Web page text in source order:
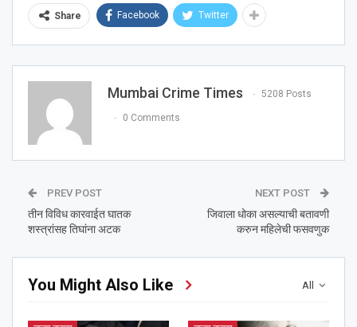
Share Facebook Twitter
Mumbai Crime Times 5208 Posts
0 Comments
PREV POST
तीन विविध कारवाईत घातक
शस्त्रांसह तिघांना अटक
NEXT POST
जिवाला धोका असल्याची बतावणी
करुन महिलेची फसवणुक
All
You Might Also Like